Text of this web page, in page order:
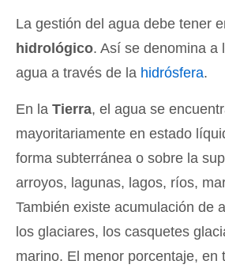
La gestión del agua debe tener
hidrológico. Así se denomina a
agua a través de la hidrósfera.
En la Tierra, el agua se
mayoritariamente en estado
forma subterránea o sobre la
arroyos, lagunas, lagos, ríos,
También existe acumulación de
los glaciares, los casquetes
marino. El menor porcentaje, en